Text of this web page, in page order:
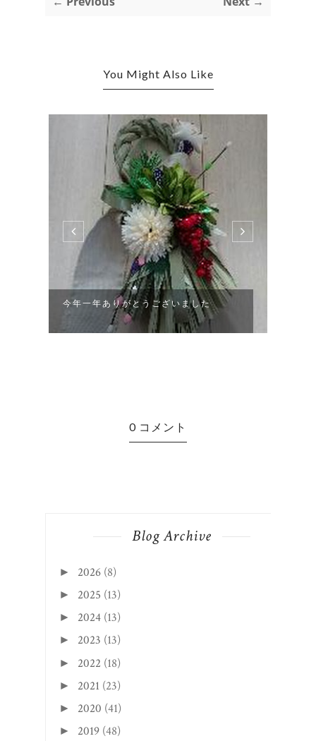
You Might Also Like
今年一年ありがとうございました
0 コメント
Blog Archive
► 2026 (8)
► 2025 (13)
► 2024 (13)
► 2023 (13)
► 2022 (18)
► 2021 (23)
► 2020 (41)
► 2019 (48)